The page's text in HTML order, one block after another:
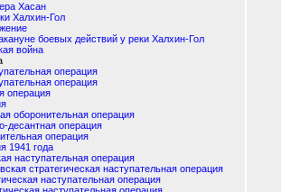
Хасан
Халхин-Гол
боевых действий у реки Халхин-Гол
война
операция
операция
операция
оборонительная операция
десантная операция
операция
1941 года
наступательная операция
стратегическая наступательная операция
наступательная операция